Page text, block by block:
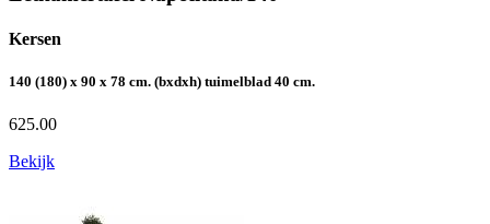
Kersen
140 (180) x 90 x 78 cm. (bxdxh) tuimelblad 40 cm.
625.00
Bekijk